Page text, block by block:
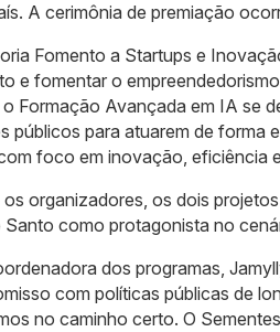
A cerimônia de premiação
Fomento a Startups e
e fomentar o
Formação Avançada em IA se
públicos para atuarem de forma
foco em inovação, eficiência
organizadores, os dois
Santo como protagonista no
dos programas,
com políticas públicas de
no caminho certo. O